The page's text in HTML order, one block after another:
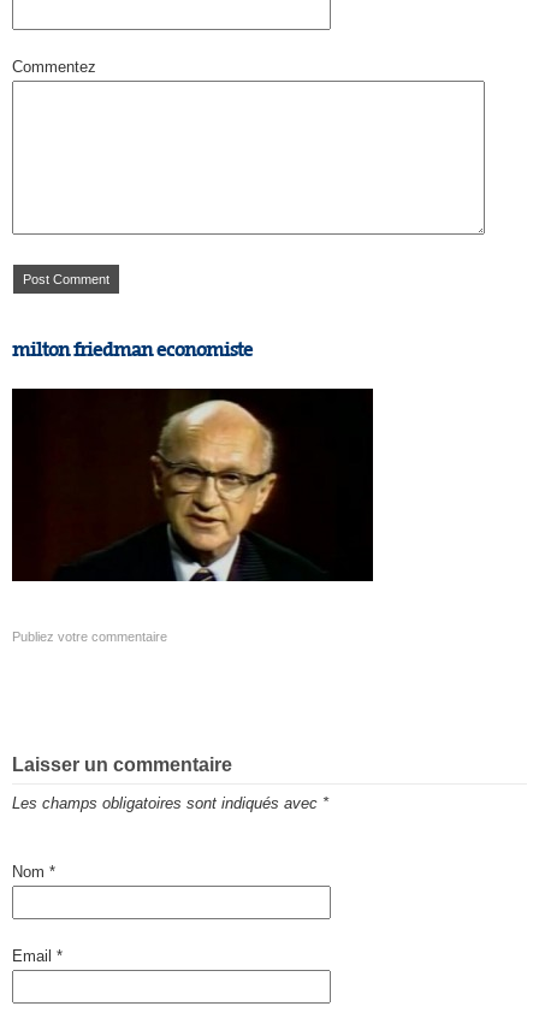
Commentez
milton friedman economiste
Publiez votre commentaire
Laisser un commentaire
Les champs obligatoires sont indiqués avec *
Nom *
Email *